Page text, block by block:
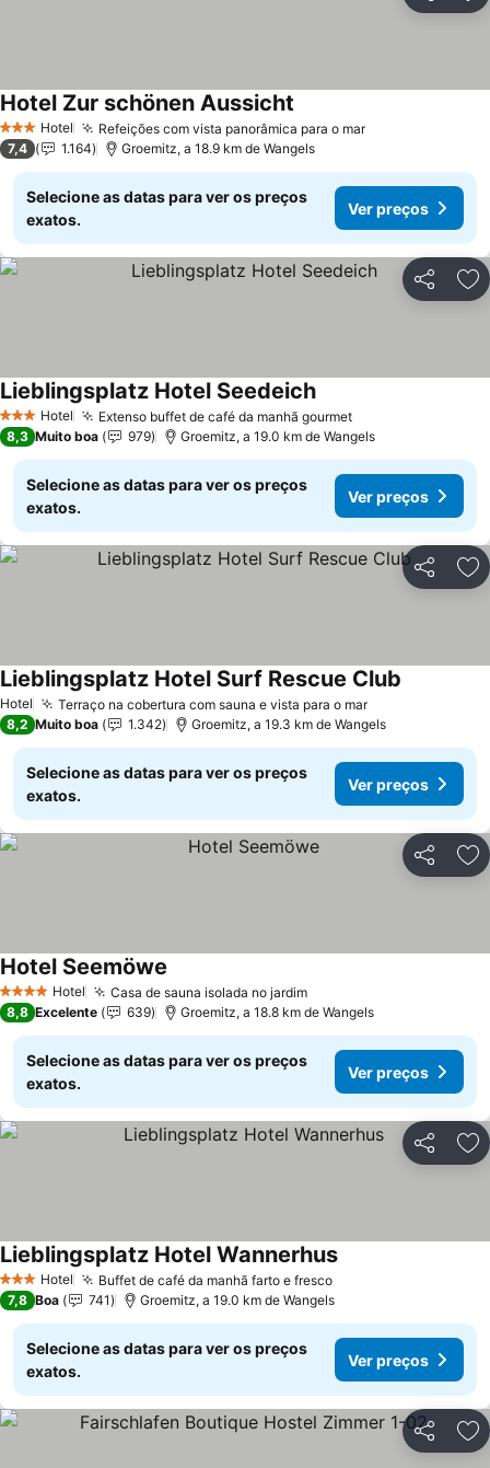
3 EstrelasHotel Refeições com vista panorâmica para o marVer preços
Hotel Zur schönen Aussicht
7,4 1.164 Groemitz, a 18.9 km de Wangels
Selecione as datas para ver os preços
exatos.
Ver preços
Partilhar
3 EstrelasHotel Extenso buffet de café da manhã gourmetVer preços
Lieblingsplatz Hotel SeedeichVer preços
8,3 Muito boa 979 Groemitz, a 19.0 km de Wangels
Selecione as datas para ver os preços
exatos.
Ver preços
Partilhar
Hotel Terraço na cobertura com sauna e vista para o marVer preços
Lieblingsplatz Hotel Surf Rescue Club
8,2 Muito boa 1.342 Groemitz, a 19.3 km de Wangels
Selecione as datas para ver os preços
exatos.
Ver preços
Partilhar
4 EstrelasHotel Casa de sauna isolada no jardimVer preços
Hotel Seemöwe
8,8 Excelente 639 Groemitz, a 18.8 km de Wangels
Selecione as datas para ver os preços
exatos.
Ver preços
Partilhar
3 EstrelasHotel Buffet de café da manhã farto e frescoVer preços
Lieblingsplatz Hotel WannerhusVer preços
7,8 Boa 741 Groemitz, a 19.0 km de Wangels
Selecione as datas para ver os preços
exatos.
Ver preços
Partilhar